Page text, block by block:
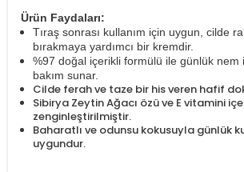
Ürün Faydaları:
Tıraş sonrası kullanım için uygun, cilde
bırakmaya yardımcı bir kremdir.
%97 doğal içerikli formülü ile günlük nem
bakım sunar.
Cilde ferah ve taze bir his veren hafif
Sibirya Zeytin Ağacı özü ve E vitamini
zenginleştirilmiştir.
Baharatlı ve odunsu kokusuyla günlük
uygundur.